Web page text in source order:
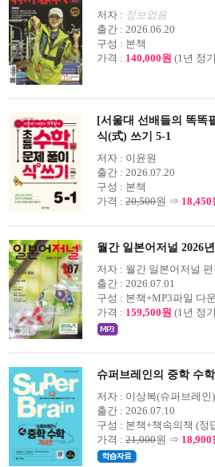
저자 : 정보없음
출간 : 2026.06.20
구성 : 본책
가격 : 140,000원 (1년 정
[서울대 선배들의 똑똑
식(式) 쓰기 5-1
저자 : 이윤원
출간 : 2026.07.20
구성 : 본책
가격 : 20,500원 ⇒ 18,450
월간 일본어저널 2026
저자 : 월간 일본어저널
출간 : 2026.07.01
구성 : 본책+MP3파일 다
가격 : 159,500원 (1년 정
슈퍼브레인의 중학 수
저자 : 이상복(슈퍼브레인)
출간 : 2026.07.10
구성 : 본책+책속의책 (정
가격 : 21,000원 ⇒ 18,900